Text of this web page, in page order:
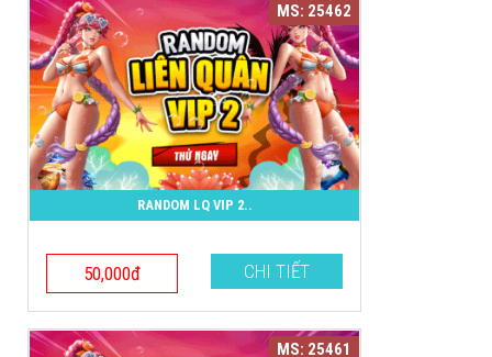
MS: 25462
RANDOM LQ VIP 2..
50,000đ CHI TIẾT
MS: 25461